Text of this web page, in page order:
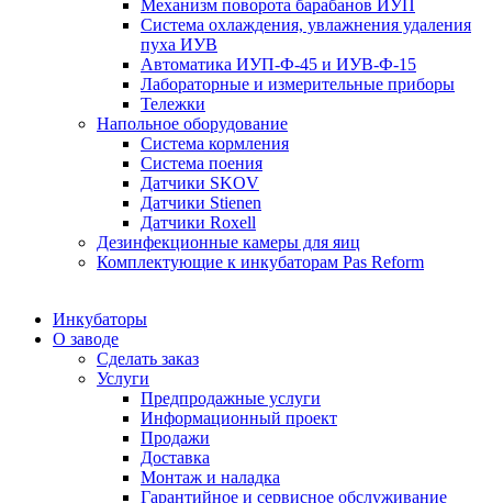
Механизм поворота барабанов ИУП
Система охлаждения, увлажнения удаления
пуха ИУВ
Автоматика ИУП-Ф-45 и ИУВ-Ф-15
Лабораторные и измерительные приборы
Тележки
Напольное оборудование
Система кормления
Система поения
Датчики SKOV
Датчики Stienen
Датчики Roxell
Дезинфекционные камеры для яиц
Комплектующие к инкубаторам Pas Reform
Инкубаторы
О заводе
Сделать заказ
Услуги
Предпродажные услуги
Информационный проект
Продажи
Доставка
Монтаж и наладка
Гарантийное и сервисное обслуживание